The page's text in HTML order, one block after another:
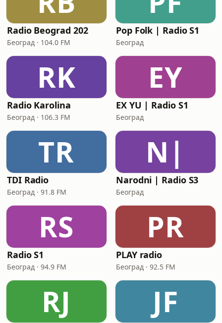
Radio Beograd 202
Београд · 104.0 FM
Pop Folk | Radio S1
Београд
RK
Radio Karolina
Београд · 106.3 FM
EY
EX YU | Radio S1
Београд
TR
TDI Radio
Београд · 91.8 FM
N|
Narodni | Radio S3
Београд
RS
Radio S1
Београд · 94.9 FM
PR
PLAY radio
Београд · 92.5 FM
RJ JF